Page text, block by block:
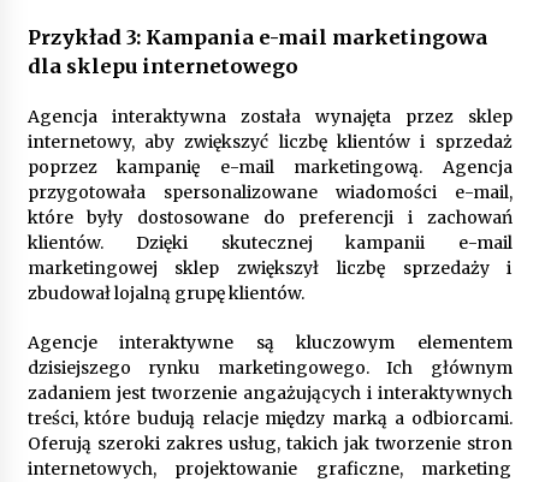
Przykład 3: Kampania e-mail marketingowa
dla sklepu internetowego
Agencja interaktywna została wynajęta przez sklep
internetowy, aby zwiększyć liczbę klientów i sprzedaż
poprzez kampanię e-mail marketingową. Agencja
przygotowała spersonalizowane wiadomości e-mail,
które były dostosowane do preferencji i zachowań
klientów. Dzięki skutecznej kampanii e-mail
marketingowej sklep zwiększył liczbę sprzedaży i
zbudował lojalną grupę klientów.
Agencje interaktywne są kluczowym elementem
dzisiejszego rynku marketingowego. Ich głównym
zadaniem jest tworzenie angażujących i interaktywnych
treści, które budują relacje między marką a odbiorcami.
Oferują szeroki zakres usług, takich jak tworzenie stron
internetowych, projektowanie graficzne, marketing